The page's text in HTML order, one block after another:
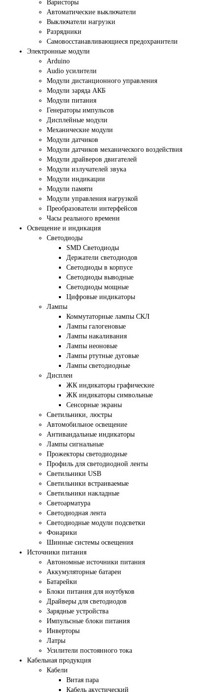
Варисторы
Автоматические выключатели
Выключатели нагрузки
Разрядники
Самовосстанавливающиеся предохранители
Электронные модули
Arduino
Audio усилители
Модули дистанционного управления
Модули заряда АКБ
Модули питания
Генераторы импульсов
Дисплейные модули
Механические модули
Модули датчиков
Модули датчиков механического воздействия
Модули драйверов двигателей
Модули излучателей звука
Модули индикации
Модули памяти
Модули управления нагрузкой
Преобразователи интерфейсов
Часы реального времени
Освещение и индикация
Светодиоды
SMD Светодиоды
Держатели светодиодов
Светодиоды в корпусе
Светодиоды выводные
Светодиоды мощные
Цифровые индикаторы
Лампы
Коммутаторные лампы СКЛ
Лампы галогеновые
Лампы накаливания
Лампы неоновые
Лампы ртутные дуговые
Лампы светодиодные
Дисплеи
ЖК индикаторы графические
ЖК индикаторы символьные
Сенсорные экраны
Cветильники, люстры
Автомобильное освещение
Антивандальные индикаторы
Лампы сигнальные
Прожекторы светодиодные
Профиль для светодиодной ленты
Светильники USB
Светильники встраиваемые
Светильники накладные
Светоарматура
Светодиодная лента
Светодиодные модули подсветки
Фонарики
Шинные системы освещения
Источники питания
Автономные источники питания
Аккумуляторные батареи
Батарейки
Блоки питания для ноутбуков
Драйверы для светодиодов
Зарядные устройства
Импульсные блоки питания
Инверторы
Латры
Усилители постоянного тока
Кабельная продукция
Кабели
Витая пара
Кабель акустический